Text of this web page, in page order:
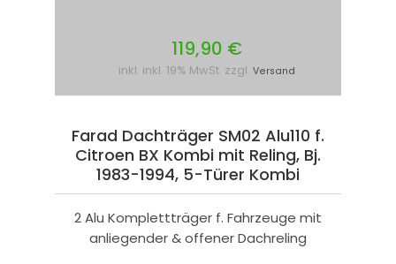
119,90 €
inkl. inkl. 19% MwSt. zzgl. Versand
Farad Dachträger SM02 Alu110 f.
Citroen BX Kombi mit Reling, Bj.
1983-1994, 5-Türer Kombi
2 Alu Komplettträger f. Fahrzeuge mit
anliegender & offener Dachreling